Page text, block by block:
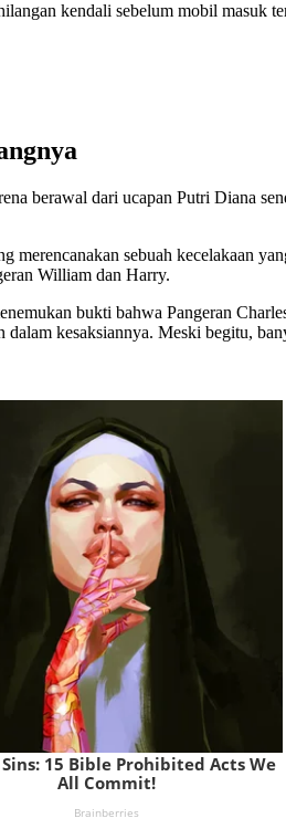
kendali sebelum mobil
berawal dari ucapan Putri Diana
merencanakan sebuah kecelakaan
William dan Harry.
bukti bahwa Pangeran
dalam kesaksiannya. Meski begitu,